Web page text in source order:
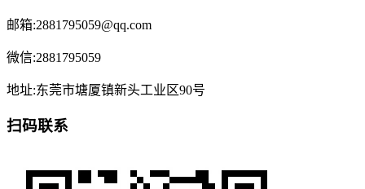
邮箱:2881795059@qq.com
微信:2881795059
地址:东莞市塘厦镇新头工业区90号
扫码联系